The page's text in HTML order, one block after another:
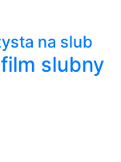
na slub
film slubny